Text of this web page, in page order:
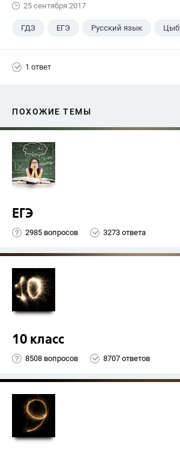
25 сентября 2017
ГДЗ ЕГЭ Русский язык
1 ответ
ПОХОЖИЕ ТЕМЫ
ЕГЭ
2985 вопросов 3273 ответа
10 класс
8508 вопросов 8707 ответов